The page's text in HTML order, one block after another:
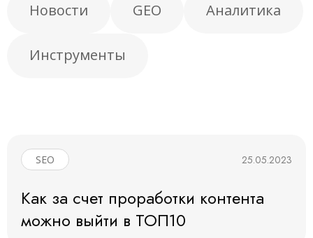
Новости GEO Аналитика
Инструменты
SEO 25.05.2023
Как за счет проработки контента
можно выйти в ТОП10